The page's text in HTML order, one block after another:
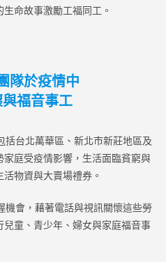
命故事激勵工福同工。
隊於疫情中
福音事工
台北萬華區、新北市新莊地區及
庭受疫情影響，生活面臨貧窮與
物資與大賣場禮券。
會，藉著電話與視訊關懷這些勞
童、青少年、婦女與家庭福音事